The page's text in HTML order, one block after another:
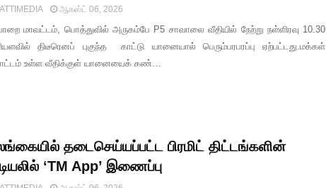
ஆகஸ்ட் 06, 2026
மாவட்டம், பொத்துவில் அருகம்பே P5 சாவாலை வீதியில் நேற்று நள்ளிரவு 10.30
திடீரெனப் புகுந்த காட்டு யானையால் பெரும்பரபரப்பு ஏற்பட்டது.மக்கள்
உள்ள வீதிக்குள் யானையைக் கண்…
தடைசெய்யப்பட்ட பிரமிட் திட்டங்களின்
‘TM App’ இணைப்பு